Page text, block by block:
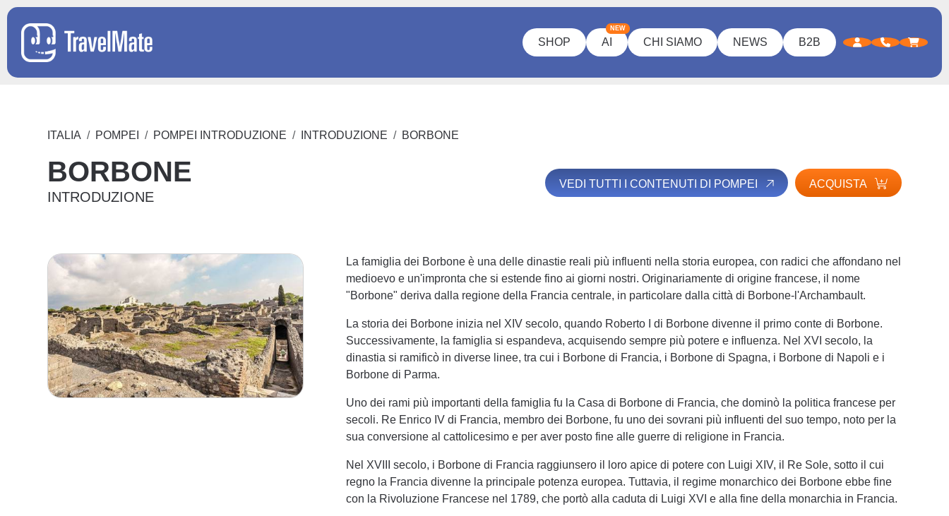
SHOP AI
NEW
CHI SIAMO NEWS B2B
ITALIA POMPEI POMPEI INTRODUZIONE INTRODUZIONE BORBONE
BORBONE
INTRODUZIONE
VEDI TUTTI I CONTENUTI DI POMPEI ACQUISTA
La famiglia dei Borbone è una delle dinastie reali più influenti nella storia europea, con radici che affondano nel
medioevo e un'impronta che si estende fino ai giorni nostri. Originariamente di origine francese, il nome
"Borbone" deriva dalla regione della Francia centrale, in particolare dalla città di Borbone-l'Archambault.
La storia dei Borbone inizia nel XIV secolo, quando Roberto I di Borbone divenne il primo conte di Borbone.
Successivamente, la famiglia si espandeva, acquisendo sempre più potere e influenza. Nel XVI secolo, la
dinastia si ramificò in diverse linee, tra cui i Borbone di Francia, i Borbone di Spagna, i Borbone di Napoli e i
Borbone di Parma.
Uno dei rami più importanti della famiglia fu la Casa di Borbone di Francia, che dominò la politica francese per
secoli. Re Enrico IV di Francia, membro dei Borbone, fu uno dei sovrani più influenti del suo tempo, noto per la
sua conversione al cattolicesimo e per aver posto fine alle guerre di religione in Francia.
Nel XVIII secolo, i Borbone di Francia raggiunsero il loro apice di potere con Luigi XIV, il Re Sole, sotto il cui
regno la Francia divenne la principale potenza europea. Tuttavia, il regime monarchico dei Borbone ebbe fine
con la Rivoluzione Francese nel 1789, che portò alla caduta di Luigi XVI e alla fine della monarchia in Francia.